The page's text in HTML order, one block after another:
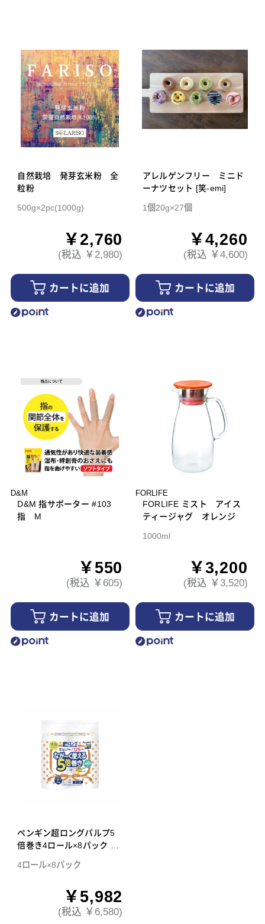
自然栽培 発芽玄米粉 全
粒粉
500g×2pc(1000g)
￥2,760
(税込 ￥2,980)
カートに追加
アレルゲンフリー ミニド
ーナツセット [笑-emi]
1個20g×27個
￥4,260
(税込 ￥4,600)
カートに追加
D&M
D&M 指サポーター #103
指 M
￥550
(税込 ￥605)
カートに追加
FORLIFE
FORLIFE ミスト アイス
ティージャグ オレンジ
1000ml
￥3,200
(税込 ￥3,520)
カートに追加
ペンギン超ロングパルプ5
倍巻き4ロール×8パック ダ
4ロール×8パック
￥5,982
(税込 ￥6,580)